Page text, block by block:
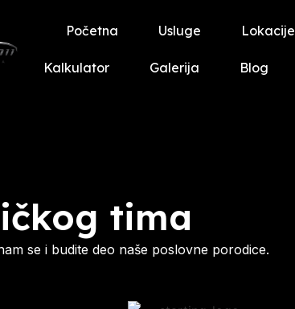
Početna Usluge Lokacije
Kalkulator Galerija Blog
tima
se i budite deo naše poslovne porodice.